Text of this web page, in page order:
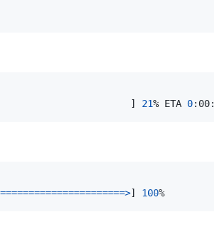
] 21% ETA 0
======================>] 100